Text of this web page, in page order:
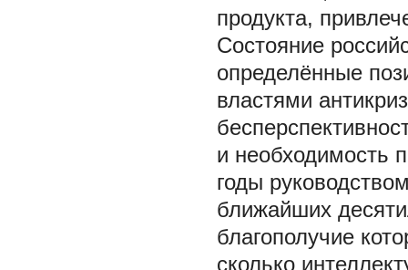
продукта,
Состояние
определённые
властями
и необходимость
годы
ближайших
благополучие
сколько